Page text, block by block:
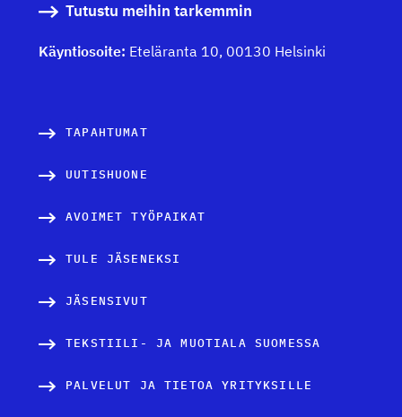
Tutustu meihin tarkemmin
Käyntiosoite: Eteläranta 10, 00130 Helsinki
TAPAHTUMAT
UUTISHUONE
AVOIMET TYÖPAIKAT
TULE JÄSENEKSI
JÄSENSIVUT
TEKSTIILI- JA MUOTIALA SUOMESSA
PALVELUT JA TIETOA YRITYKSILLE